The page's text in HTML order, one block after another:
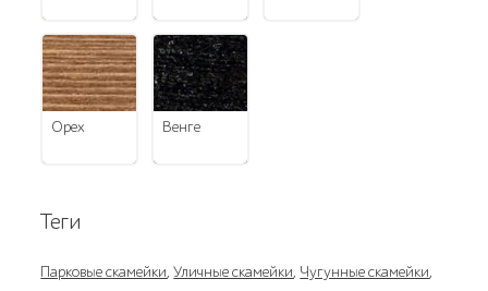
орех венге
Теги
Парковые скамейки,Уличные скамейки, Чугунные скамейки,